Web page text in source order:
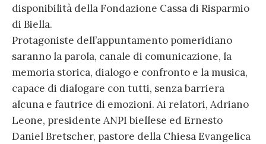
disponibilità della Fondazione Cassa di Risparmio
di Biella.
Protagoniste dell’appuntamento pomeridiano
saranno la parola, canale di comunicazione, la
memoria storica, dialogo e confronto e la musica,
capace di dialogare con tutti, senza barriera
alcuna e fautrice di emozioni. Ai relatori, Adriano
Leone, presidente ANPI biellese ed Ernesto
Daniel Bretscher, pastore della Chiesa Evangelica